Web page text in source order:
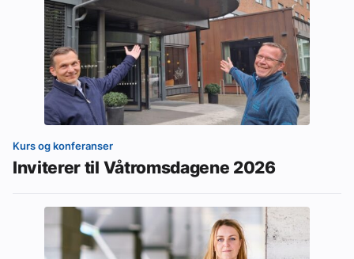
Kurs og konferanser
Inviterer til Våtromsdagene 2026